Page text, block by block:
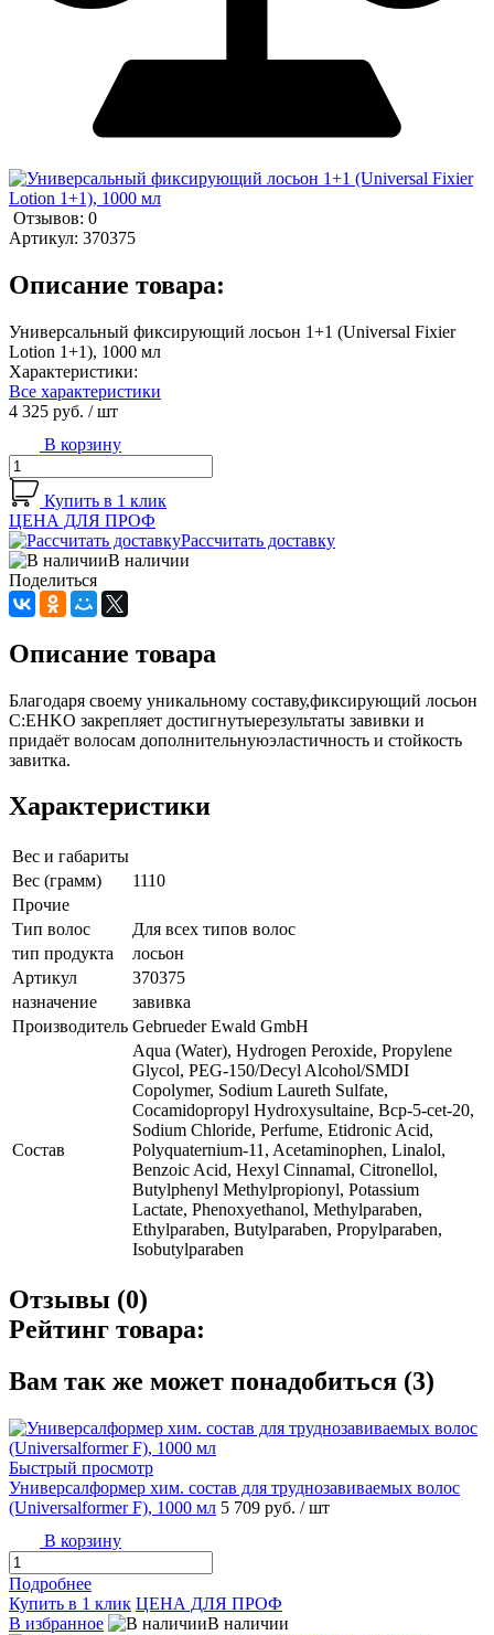
Отзывов: 0
Артикул: 370375
Описание товара:
Универсальный фиксирующий лосьон 1+1 (Universal Fixier
Lotion 1+1), 1000 мл
Характеристики:
Все характеристики
4 325 руб. / шт
В корзину
Купить в 1 клик
ЦЕНА ДЛЯ ПРОФ
Рассчитать доставку
В наличии
Поделиться
Описание товара
Благодаря своему уникальному составу,фиксирующий лосьон
C:EHKO закрепляет достигнутыерезультаты завивки и
придаёт волосам дополнительнуюэластичность и стойкость
завитка.
Характеристики
Вес и габариты
Вес (грамм)
1110
Прочие
Тип волос
Для всех типов волос
тип продукта
лосьон
Артикул
370375
назначение
завивка
Производитель Gebrueder Ewald GmbH
Состав
Aqua (Water), Hydrogen Peroxide, Propylene
Glycol, PEG-150/Decyl Alcohol/SMDI
Copolymer, Sodium Laureth Sulfate,
Cocamidopropyl Hydroxysultaine, Bcp-5-cet-20,
Sodium Chloride, Perfume, Etidronic Acid,
Polyquaternium-11, Acetaminophen, Linalol,
Benzoic Acid, Hexyl Cinnamal, Citronellol,
Butylphenyl Methylpropionyl, Potassium
Lactate, Phenoxyethanol, Methylparaben,
Ethylparaben, Butylparaben, Propylparaben,
Isobutylparaben
Отзывы (0)
Рейтинг товара:
Вам так же может понадобиться (3)
Быстрый просмотр
Универсалформер хим. состав для труднозавиваемых волос
(Universalformer F), 1000 мл 5 709 руб. / шт
В корзину
Подробнее
Купить в 1 клик ЦЕНА ДЛЯ ПРОФ
В избранное
В наличии